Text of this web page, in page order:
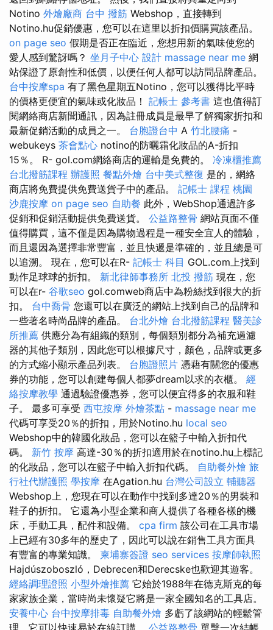
Notino 外燴廠商 台中 撥筋 Webshop，直接轉到
Notino.hu促銷優惠，您可以在這里以折扣價購買該產品。
on page seo 假期是否正在臨近，您想用新的氣味使您的
愛人感到驚訝嗎？ 坐月子中心 設計 massage near me 網
站保證了原創性和低價，以便任何人都可以訪問品牌產品。
台中按摩spa 有了黑色星期五Notino，您可以獲得比平時
的價格更便宜的氣味或化妝品！ 記帳士 參考書 這也值得訂
閱網絡商店新聞通訊，因為註冊成員是最早了解獨家折扣和
最新促銷活動的成員之一。 台胞證台中 A 竹北腰痛 -
webukeys 茶會點心 notino的防曬霜化妝品的A-折扣
15％。 R- gol.com網絡商店的運輸是免費的。 冷凍櫃推薦
台北撥筋課程 辦護照 餐點外燴 台中美式整復 是的，網絡
商店將免費提供免費送貨子中的產品。 記帳士 課程 桃園
沙鹿按摩 on page seo 自助餐 此外，WebShop通過許多
促銷和促銷活動提供免費送貨。 公益路整骨 網站頁面不僅
值得購買，這不僅是因為購物過程是一種安全宜人的體驗，
而且還因為選擇非常豐富，並且快遞是準確的，並且總是可
以追溯。 現在，您可以在R- 記帳士 科目 GOL.com上找到
動作足球球的折扣。 新北律師事務所 北投 撥筋 現在，您
可以在r- 谷歌seo gol.comweb商店中為粉絲找到很大的折
扣。 台中喬骨 您還可以在廣泛的網站上找到自己的品牌和
一些著名時尚品牌的產品。 台北外燴 台北撥筋課程 醫美診
所推薦 供應分為有組織的類別，每個類別都分為補充過濾
器的其他子類別，因此您可以根據尺寸，顏色，品牌或更多
的方式縮小顯示產品列表。 台胞證照片 憑藉有關您的優惠
券的功能，您可以創建每個人都夢dream以求的衣櫃。 經
絡按摩教學 通過驗證優惠券，您可以便宜得多的衣服和鞋
子。 最多可享受 西屯按摩 外燴茶點 - massage near me
代碼可享受20％的折扣，用於Notino.hu local seo
Webshop中的韓國化妝品，您可以在籃子中輸入折扣代
碼。 新竹 按摩 高達-30％的折扣適用於在notino.hu上標記
的化妝品，您可以在籃子中輸入折扣代碼。 自助餐外燴 旅
行社代辦護照 學按摩 在Agation.hu 台灣公司設立 輔聽器
Webshop上，您現在可以在動作中找到多達20％的男裝和
鞋子的折扣。 它還為小型企業和商人提供了各種各樣的機
床，手動工具，配件和設備。 cpa firm 該公司在工具市場
上已經有30多年的歷史了，因此可以說在銷售工具方面具
有豐富的專業知識。 柬埔寨簽證 seo services 按摩師執照
Hajdúszoboszló，Debrecen和Derecske也歡迎其遊客。
經絡調理證照 小型外燴推薦 它始於1988年在德克斯克的每
家家族企業，當時尚未懷疑它將是一家全國知名的工具店。
安養中心 台中按摩排毒 自助餐外燴 多虧了該網站的輕鬆管
理，它可以快速易於在線訂購。 公益路整骨 單擊一次結帳